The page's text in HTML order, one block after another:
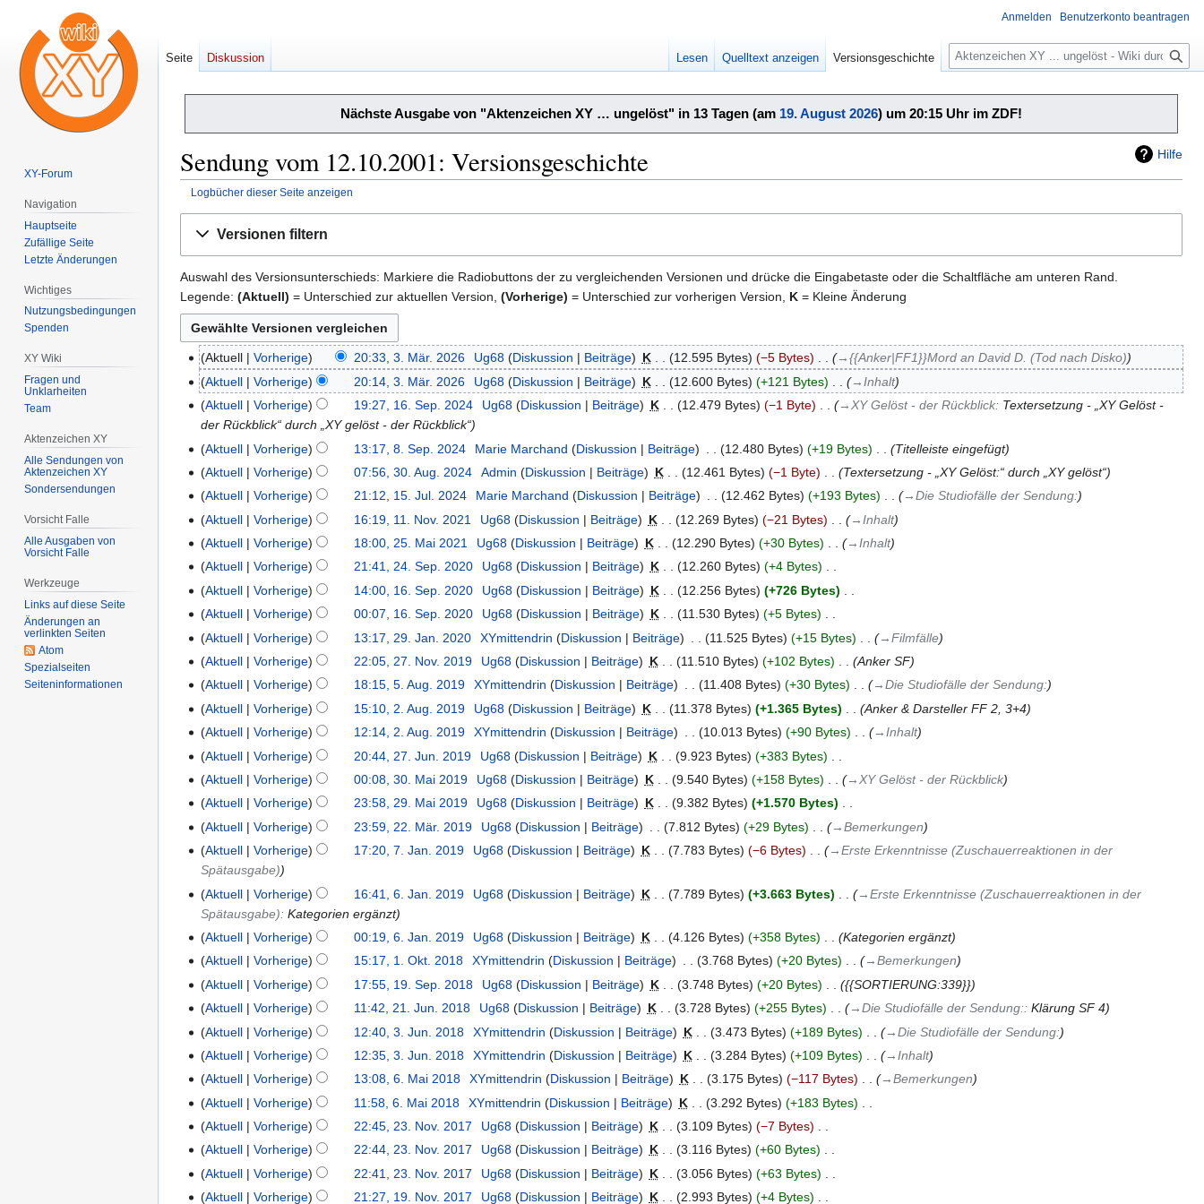
Nächste Ausgabe von "Aktenzeichen XY … ungelöst" in 13 Tagen (am 19. August 2026) um 20:15 Uhr im ZDF!
Hilfe
Sendung vom 12.10.2001: Versionsgeschichte
Logbücher dieser Seite anzeigen
Navigation
Suche
Versionen filtern
Auswahl des Versionsunterschieds: Markiere die Radiobuttons der zu vergleichenden Versionen und drücke die Eingabetaste oder die Schaltfläche am unteren Rand.
Legende: (Aktuell) = Unterschied zur aktuellen Version, (Vorherige) = Unterschied zur vorherigen Version, K = Kleine Änderung
3.
März
2026
Aktuell Vorherige 20:33, 3. Mär. 2026 Ug68 Diskussion Beiträge K 12.595 Bytes −5 Bytes
→‎{{Anker|FF1}}Mord an David D. (Tod nach Disko)
Aktuell
Vorherige 20:14, 3. Mär. 2026 Ug68 Diskussion Beiträge K 12.600 Bytes +121 Bytes
→‎Inhalt
16.
September
2024
Aktuell Vorherige 19:27, 16. Sep. 2024 Ug68 Diskussion Beiträge K 12.479 Bytes −1 Byte →‎XY Gelöst - der Rückblick: Textersetzung - „XY Gelöst -
der Rückblick“ durch „XY gelöst - der Rückblick“
8.
September
2024
Aktuell Vorherige 13:17, 8. Sep. 2024 Marie Marchand Diskussion Beiträge 12.480 Bytes +19 Bytes
Titelleiste eingefügt
30.
August
2024
Aktuell Vorherige 07:56, 30. Aug. 2024 Admin Diskussion Beiträge K 12.461 Bytes −1 Byte
Textersetzung - „XY Gelöst:“ durch „XY gelöst“
15.
Juli
2024
Aktuell Vorherige 21:12, 15. Jul. 2024 Marie Marchand Diskussion Beiträge 12.462 Bytes +193 Bytes
→‎Die Studiofälle der Sendung:
11.
November
2021
Aktuell Vorherige 16:19, 11. Nov. 2021 Ug68 Diskussion Beiträge K 12.269 Bytes −21 Bytes
→‎Inhalt
25.
Mai
2021
Aktuell Vorherige 18:00, 25. Mai 2021 Ug68 Diskussion Beiträge K 12.290 Bytes +30 Bytes
→‎Inhalt
24.
September
2020
Aktuell Vorherige 21:41, 24. Sep. 2020 Ug68 Diskussion Beiträge K 12.260 Bytes +4 Bytes
K
i
n
e
B
e
r
b
e
i
t
n
s
z
u
s
a
m
e
n
f
a
s
u
n
g
16.
September
2020
Aktuell Vorherige 14:00, 16. Sep. 2020 Ug68 Diskussion Beiträge K 12.256 Bytes +726 Bytes
K
i
n
e
B
e
r
b
e
i
t
u
g
z
u
s
a
m
e
n
f
a
s
u
n
Aktuell Vorherige 00:07, 16. Sep. 2020 Ug68 Diskussion Beiträge K 11.530 Bytes +5 Bytes
K
i
n
e
B
e
r
b
e
i
t
u
n
s
z
u
s
a
m
e
n
f
a
s
29.
Januar
2020
Aktuell Vorherige 13:17, 29. Jan. 2020 XYmittendrin Diskussion Beiträge 11.525 Bytes +15 Bytes
→‎Filmfälle
27.
November
2019
Aktuell Vorherige 22:05, 27. Nov. 2019 Ug68 Diskussion Beiträge K 11.510 Bytes +102 Bytes
Anker SF
5.
August
2019
Aktuell Vorherige 18:15, 5. Aug. 2019 XYmittendrin Diskussion Beiträge 11.408 Bytes +30 Bytes
→‎Die Studiofälle der Sendung:
2.
August
2019
Aktuell Vorherige 15:10, 2. Aug. 2019 Ug68 Diskussion Beiträge K 11.378 Bytes +1.365 Bytes
Anker & Darsteller FF 2, 3+4
Aktuell
Vorherige 12:14, 2. Aug. 2019 XYmittendrin Diskussion Beiträge 10.013 Bytes +90 Bytes
→‎Inhalt
27.
Juni
2019
Aktuell Vorherige 20:44, 27. Jun. 2019 Ug68 Diskussion Beiträge K 9.923 Bytes +383 Bytes
K
i
n
e
B
e
a
r
e
i
t
u
n
s
z
u
s
a
30.
Mai
2019
Aktuell Vorherige 00:08, 30. Mai 2019 Ug68 Diskussion Beiträge K 9.540 Bytes +158 Bytes
→‎XY Gelöst - der Rückblick
29.
Mai
2019
Aktuell Vorherige 23:58, 29. Mai 2019 Ug68 Diskussion Beiträge K 9.382 Bytes +1.570 Bytes
K
i
e
B
e
a
r
e
i
t
u
n
s
z
u
s
22.
März
2019
Aktuell Vorherige 23:59, 22. Mär. 2019 Ug68 Diskussion Beiträge 7.812 Bytes +29 Bytes
→‎Bemerkungen
7.
Januar
2019
Aktuell Vorherige 17:20, 7. Jan. 2019 Ug68 Diskussion Beiträge K 7.783 Bytes −6 Bytes
→‎Erste Erkenntnisse (Zuschauerreaktionen in der
Spätausgabe)
6.
Januar
2019
Aktuell Vorherige 16:41, 6. Jan. 2019 Ug68 Diskussion Beiträge K 7.789 Bytes +3.663 Bytes
→‎Erste Erkenntnisse (Zuschauerreaktionen in der
Spätausgabe):Kategorien ergänzt
Aktuell
Vorherige 00:19, 6. Jan. 2019 Ug68 Diskussion Beiträge K 4.126 Bytes +358 Bytes
Kategorien ergänzt
1.
Oktober
2018
Aktuell Vorherige 15:17, 1. Okt. 2018 XYmittendrin Diskussion Beiträge 3.768 Bytes +20 Bytes
→‎Bemerkungen
19.
September
2018
Aktuell Vorherige 17:55, 19. Sep. 2018 Ug68 Diskussion Beiträge K 3.748 Bytes +20 Bytes
{{SORTIERUNG:339}}
21.
Juni
2018
Aktuell Vorherige 11:42, 21. Jun. 2018 Ug68 Diskussion Beiträge K 3.728 Bytes +255 Bytes →‎Die Studiofälle der Sendung:: Klärung SF 4
3.
Juni
2018
Aktuell Vorherige 12:40, 3. Jun. 2018 XYmittendrin Diskussion Beiträge K 3.473 Bytes +189 Bytes
→‎Die Studiofälle der Sendung:
Aktuell
Vorherige 12:35, 3. Jun. 2018 XYmittendrin Diskussion Beiträge K 3.284 Bytes +109 Bytes
→‎Inhalt
6.
Mai
2018
Aktuell Vorherige 13:08, 6. Mai 2018 XYmittendrin Diskussion Beiträge K 3.175 Bytes −117 Bytes
→‎Bemerkungen
Aktuell
Vorherige 11:58, 6. Mai 2018 XYmittendrin Diskussion Beiträge K 3.292 Bytes +183 Bytes
K
n
e
23.
November
2017
Aktuell Vorherige 22:45, 23. Nov. 2017 Ug68 Diskussion Beiträge K 3.109 Bytes −7 Bytes
K
i
Aktuell Vorherige 22:44, 23. Nov. 2017 Ug68 Diskussion Beiträge K 3.116 Bytes +60 Bytes
KAktuell Vorherige 22:41, 23. Nov. 2017 Ug68 Diskussion Beiträge K 3.056 Bytes +63 Bytes
K
19. Aktuell Vorherige 21:27, 19. Nov. 2017 Ug68 Diskussion Beiträge K 2.993 Bytes +4 Bytes
Anmelden Benutzerkonto beantragen
Seite Diskussion Lesen Quelltext anzeigen Versionsgeschichte
Suche
XY-Forum
Navigation
Hauptseite
Zufällige Seite
Letzte Änderungen
Wichtiges
Nutzungsbedingungen
Spenden
XY Wiki
Fragen und
Unklarheiten
Team
Aktenzeichen XY
Alle Sendungen von
Aktenzeichen XY
Sondersendungen
Vorsicht Falle
Alle Ausgaben von
Vorsicht Falle
Werkzeuge
Links auf diese Seite
Änderungen an
verlinkten Seiten
Atom
Spezialseiten
Seiten­­informationen